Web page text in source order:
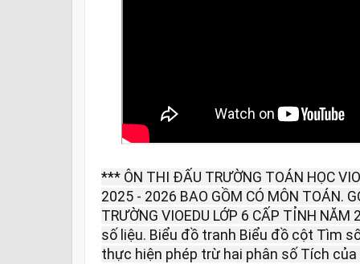
*** ÔN THI ĐẤU TRƯỜNG TOÁN HỌC
2025 - 2026 BAO GỒM CÓ MÔN TOÁN.
TRƯỜNG VIOEDU LỚP 6 CẤP TỈNH
số liệu. Biểu đồ tranh Biểu đồ cột Tìm
thực hiện phép trừ hai phân số Tích